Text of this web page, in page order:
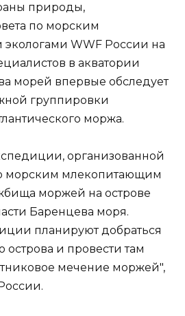
природы,
по морским
WWF России на
в акватории
морей впервые обследует
группировки
моржа.
организованной
морским млекопитающим
моржей на острове
Баренцева моря.
планируют добраться
острова и провести там
мечение моржей",